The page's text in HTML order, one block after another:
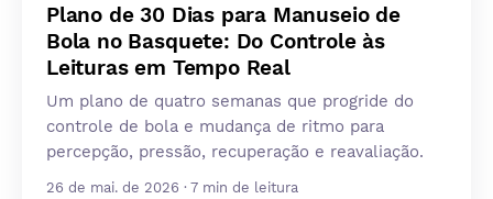
Plano de 30 Dias para Manuseio de
Bola no Basquete: Do Controle às
Leituras em Tempo Real
Um plano de quatro semanas que progride do
controle de bola e mudança de ritmo para
percepção, pressão, recuperação e reavaliação.
26 de mai. de 2026 · 7 min de leitura